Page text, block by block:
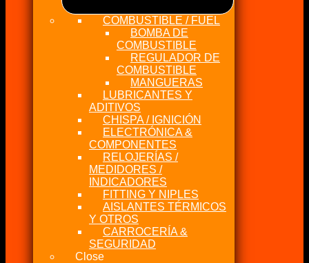
COMBUSTIBLE / FUEL
BOMBA DE
COMBUSTIBLE
REGULADOR DE
COMBUSTIBLE
MANGUERAS
LUBRICANTES Y
ADITIVOS
CHISPA / IGNICIÓN
ELECTRÓNICA &
COMPONENTES
RELOJERÍAS /
MEDIDORES /
INDICADORES
FITTING Y NIPLES
AISLANTES TÉRMICOS
Y OTROS
CARROCERÍA &
SEGURIDAD
Close